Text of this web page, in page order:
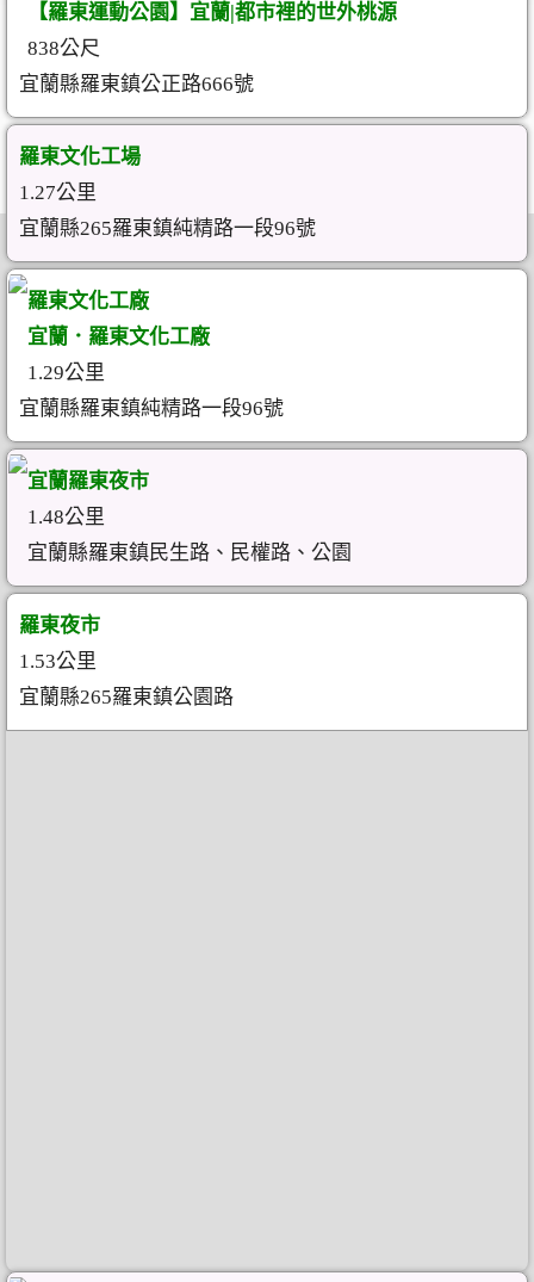
【羅東運動公園】宜蘭|都市裡的世外桃源
838公尺
宜蘭縣羅東鎮公正路666號
羅東文化工場
1.27公里
宜蘭縣265羅東鎮純精路一段96號
羅東文化工廠
宜蘭．羅東文化工廠
1.29公里
宜蘭縣羅東鎮純精路一段96號
宜蘭羅東夜市
1.48公里
宜蘭縣羅東鎮民生路、民權路、公園
羅東夜市
1.53公里
宜蘭縣265羅東鎮公園路